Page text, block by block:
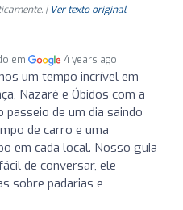
| Ver texto original
em 4 years ago
um tempo incrível em
Nazaré e Óbidos com a
de um dia saindo
de carro e uma
em cada local. Nosso guia
de conversar, ele
sobre padarias e